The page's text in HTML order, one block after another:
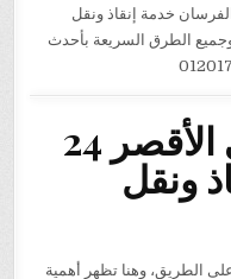
خدمة إنقاذ ونقل
الأقصر وجميع الطرق السريعة بأحدث
ونش الفرسان في الأقصر 24
ونقل
الطريق، وهنا تظهر أهمية